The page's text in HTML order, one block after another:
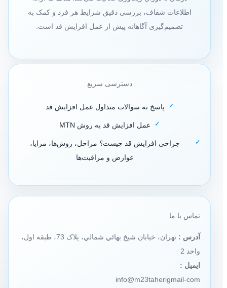
اطلاعات شفاف، بررسی دقیق شرایط هر فرد و کمک به
تصمیم‌گیری آگاهانه پیش از عمل افزایش قد است.
دسترسی سریع
پاسخ به سوالات متداول عمل افزایش قد
عمل افزایش قد به روش MTN
جراحی افزایش قد چیست؟ مراحل، روش‌ها، مزایا،
عوارض و مراقبت‌ها
تماس با ما
آدرس :
تهران، خيابان شيخ بهائي شمالي، پلاک 73، طبقه اول،
واحد 2
ایمیل :
info@m23taherigmail-com